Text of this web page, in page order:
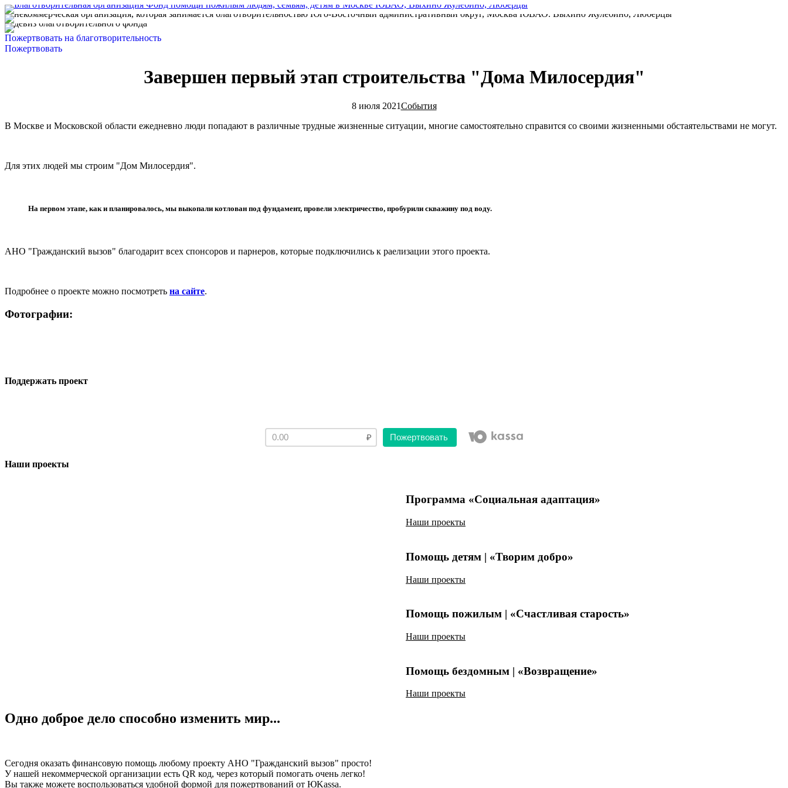
Пожертвовать на благотворительность
Пожертвовать
Завершен первый этап строительства "Дома Милосердия"
8 июля 2021События
В Москве и Московской области ежедневно люди попадают в различные трудные жизненные ситуации, многие самостоятельно справится со своими жизненными обстаятельствами не могут.
Для этих людей мы строим "Дом Милосердия".
На первом этапе, как и планировалось, мы выкопали котлован под фундамент, провели электричество, пробурили скважину под воду.
АНО "Гражданский вызов" благодарит всех спонсоров и парнеров, которые подключились к раелизации этого проекта.
Подробнее о проекте можно посмотреть на сайте.
Фотографии:
Поддержать проект
Пожертвовать
Наши проекты
Программа «Социальная адаптация»
Наши проекты
Помощь детям | «Творим добро»
Наши проекты
Помощь пожилым | «Счастливая старость»
Наши проекты
Помощь бездомным | «Возвращение»
Наши проекты
Одно доброе дело способно изменить мир...
Сегодня оказать финансовую помощь любому проекту АНО "Гражданский вызов" просто!
У нашей некоммерческой организации есть QR код, через который помогать очень легко!
Вы также можете воспользоваться удобной формой для пожертвований от ЮKassа.